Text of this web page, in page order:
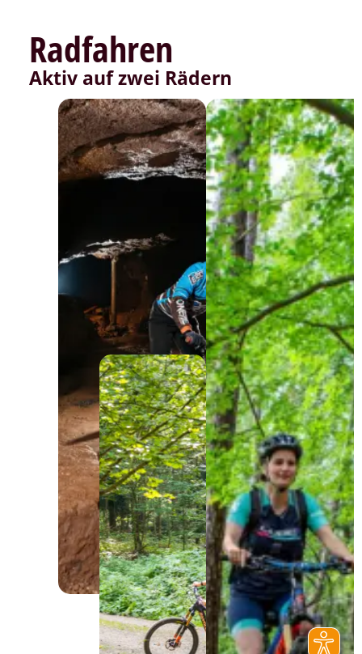
Radfahren
Aktiv auf zwei Rädern